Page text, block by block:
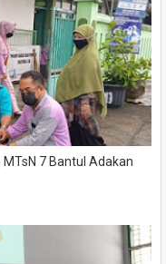
7 Bantul Adakan